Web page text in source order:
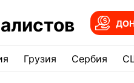
Грузия Сербия